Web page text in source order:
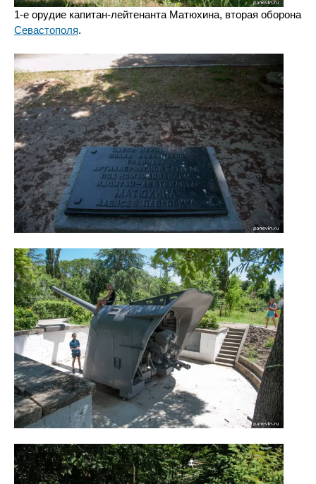
1-е орудие капитан-лейтенанта Матюхина, вторая оборона
Севастополя.